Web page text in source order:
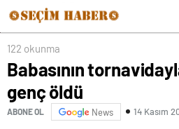
122 okunma
Babasının
genç öldü
ABONE OL News 14 Kasım